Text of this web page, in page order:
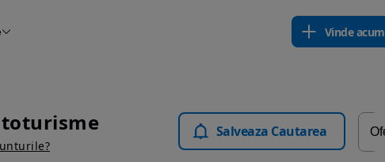
Vinde acum
Salveaza Cautarea